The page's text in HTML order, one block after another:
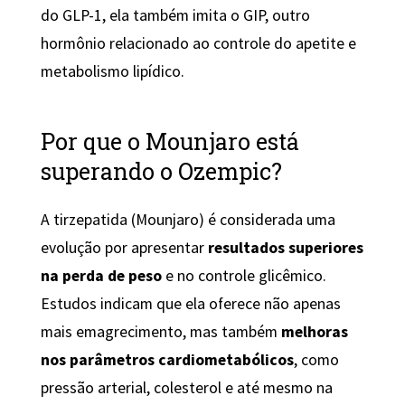
do GLP-1, ela também imita o GIP, outro
hormônio relacionado ao controle do apetite e
metabolismo lipídico.
Por que o Mounjaro está
superando o Ozempic?
A tirzepatida (Mounjaro) é considerada uma
evolução por apresentar resultados superiores
na perda de pesoe no controle glicêmico.
Estudos indicam que ela oferece não apenas
mais emagrecimento, mas também melhoras
nos parâmetros cardiometabólicos, como
pressão arterial, colesterol e até mesmo na